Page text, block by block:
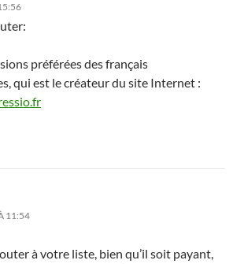
préférées des français
qui est le créateur du site Internet :
11:54
à votre liste, bien qu’il soit payant,